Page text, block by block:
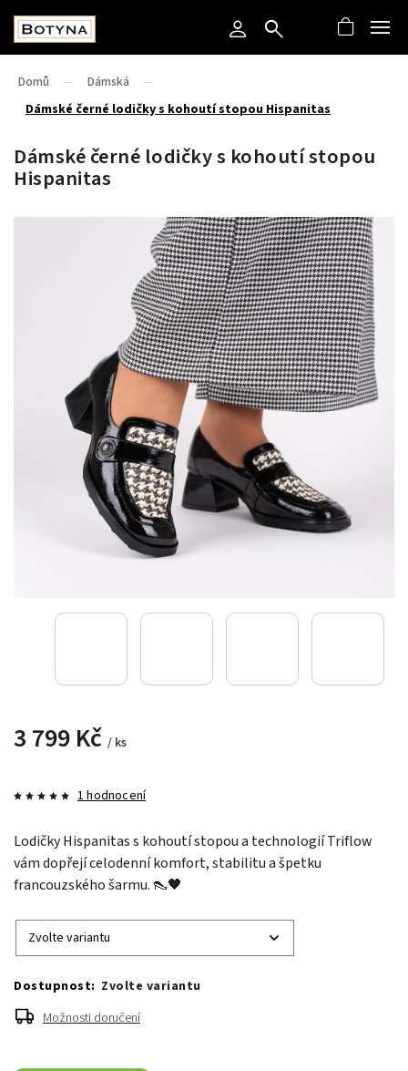
Domů / Dámská
/
Dámské černé lodičky s kohoutí stopou Hispanitas
Dámské černé lodičky s kohoutí stopou
Hispanitas
3 799 Kč / ks
1 hodnocení
Lodičky Hispanitas s kohoutí stopou a technologií Triflow
vám dopřejí celodenní komfort, stabilitu a špetku
francouzského šarmu. 👠🖤
Zvolte variantu
Možnosti doručení